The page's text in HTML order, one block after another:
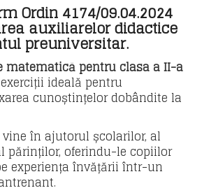
Ordin 4174/09.04.2024
auxiliarelor didactice
preuniversitar.
matematică pentru clasa a II-a
ideală pentru
cunoștințelor dobândite la
vine în ajutorul școlarilor, al
părinților, oferindu-le copiilor
experiența învățării într-un